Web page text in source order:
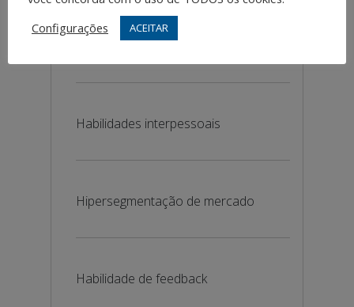
Haggle (negociação)
Habilidades interpessoais
Hipersegmentação de mercado
Habilidade de feedback
Configurações
ACEITAR